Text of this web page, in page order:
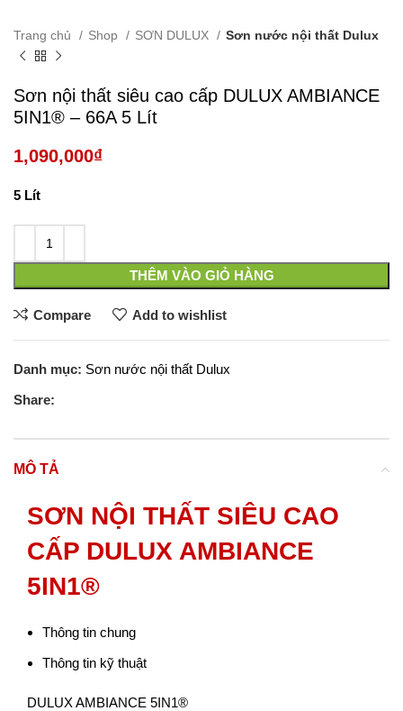
Trang chủ Shop SƠN DULUX Sơn nước nội thất Dulux
Sơn nội thất siêu cao cấp DULUX AMBIANCE
5IN1® – 66A 5 Lít
1,090,000₫
5 Lít
THÊM VÀO GIỎ HÀNG
Compare Add to wishlist
Danh mục: Sơn nước nội thất Dulux
Share:
MÔ TẢ
SƠN NỘI THẤT SIÊU CAO
CẤP DULUX AMBIANCE
5IN1®
Thông tin chung
Thông tin kỹ thuật
DULUX AMBIANCE 5IN1®